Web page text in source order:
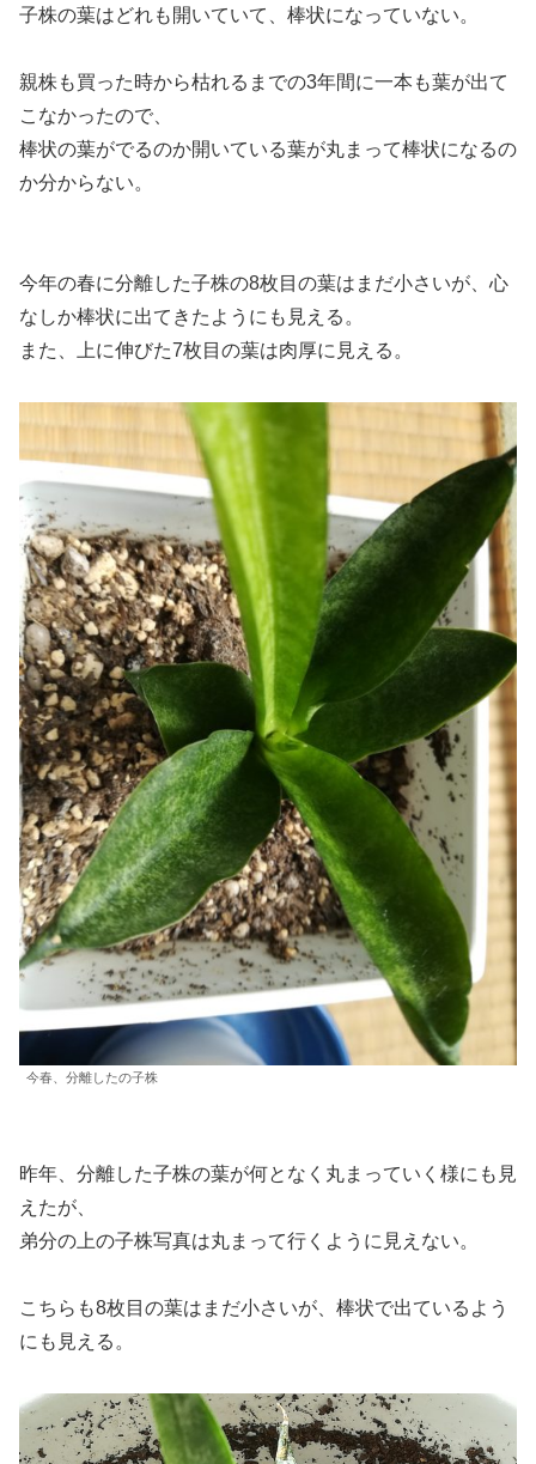
子株の葉はどれも開いていて、棒状になっていない。
親株も買った時から枯れるまでの3年間に一本も葉が出て
こなかったので、
棒状の葉がでるのか開いている葉が丸まって棒状になるの
か分からない。
今年の春に分離した子株の8枚目の葉はまだ小さいが、心
なしか棒状に出てきたようにも見える。
また、上に伸びた7枚目の葉は肉厚に見える。
今春、分離したの子株
昨年、分離した子株の葉が何となく丸まっていく様にも見
えたが、
弟分の上の子株写真は丸まって行くように見えない。
こちらも8枚目の葉はまだ小さいが、棒状で出ているよう
にも見える。